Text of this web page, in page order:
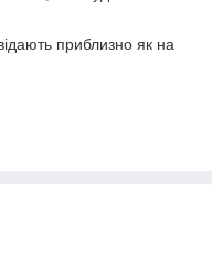
приблизно як на